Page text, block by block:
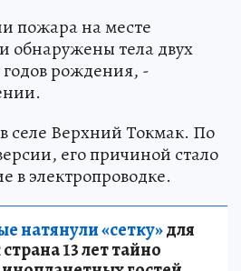
пожара на месте
обнаружены тела двух
годов рождения, -
селе Верхний Токмак. По
его причиной стало
в электропроводке.
натянули «сетку»для
13 лет тайно